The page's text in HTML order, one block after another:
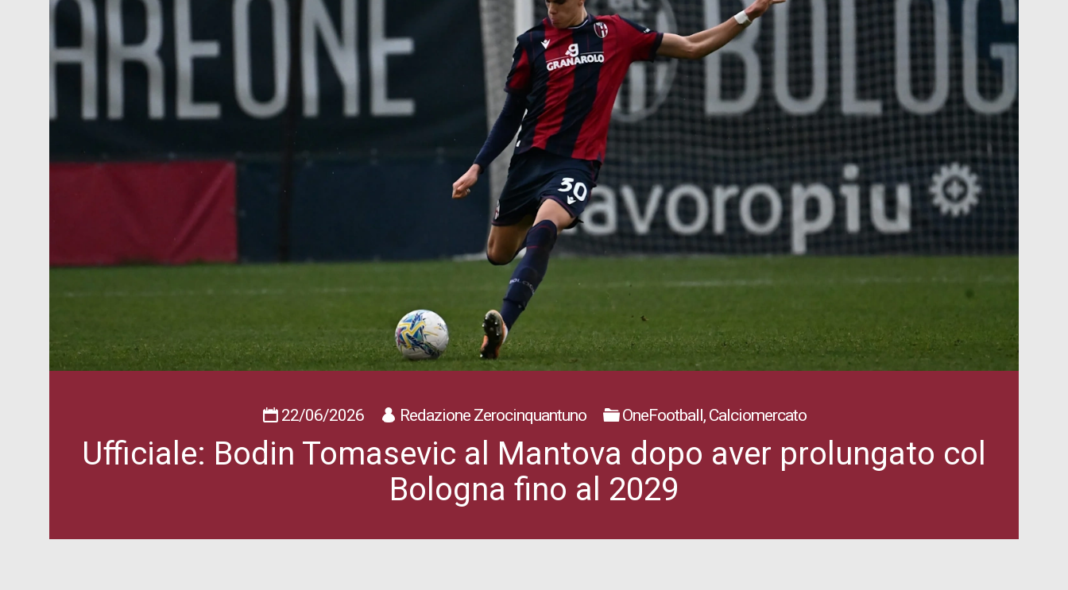
22/06/2026 Redazione Zerocinquantuno OneFootball, Calciomercato
Ufficiale: Bodin Tomasevic al Mantova dopo aver prolungato col
Bologna fino al 2029